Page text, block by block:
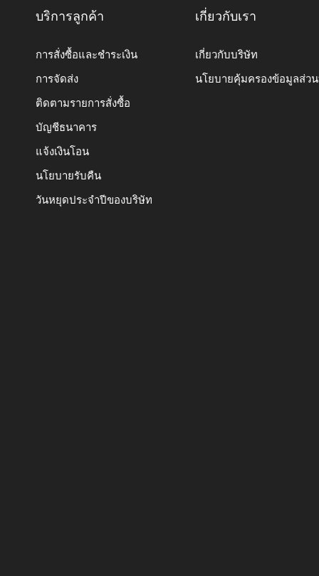
บริการลูกค้า
การสั่งซื้อและชำระเงิน
การจัดส่ง
ติดตามรายการสั่งซื้อ
บัญชีธนาคาร
แจ้งเงินโอน
นโยบายรับคืน
วันหยุดประจำปีของบริษัท
เกี่ยวกับเรา
เกี่ยวกับบริษัท
นโยบายคุ้มครองข้อมูลส่ว